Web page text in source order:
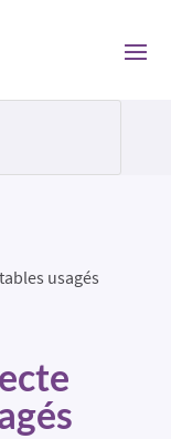
usagés